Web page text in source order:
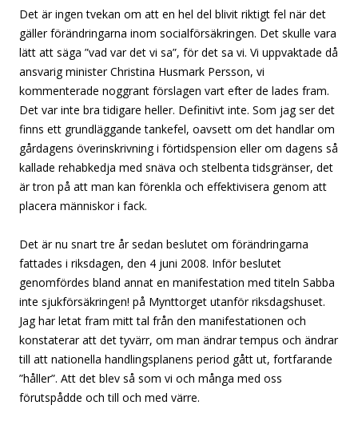
Det är ingen tvekan om att en hel del blivit riktigt fel när det
gäller förändringarna inom socialförsäkringen. Det skulle vara
lätt att säga ”vad var det vi sa”, för det sa vi. Vi uppvaktade då
ansvarig minister Christina Husmark Persson, vi
kommenterade noggrant förslagen vart efter de lades fram.
Det var inte bra tidigare heller. Definitivt inte. Som jag ser det
finns ett grundläggande tankefel, oavsett om det handlar om
gårdagens överinskrivning i förtidspension eller om dagens så
kallade rehabkedja med snäva och stelbenta tidsgränser, det
är tron på att man kan förenkla och effektivisera genom att
placera människor i fack.
Det är nu snart tre år sedan beslutet om förändringarna
fattades i riksdagen, den 4 juni 2008. Inför beslutet
genomfördes bland annat en manifestation med titeln Sabba
inte sjukförsäkringen! på Mynttorget utanför riksdagshuset.
Jag har letat fram mitt tal från den manifestationen och
konstaterar att det tyvärr, om man ändrar tempus och ändrar
till att nationella handlingsplanens period gått ut, fortfarande
”håller”. Att det blev så som vi och många med oss
förutspådde och till och med värre.